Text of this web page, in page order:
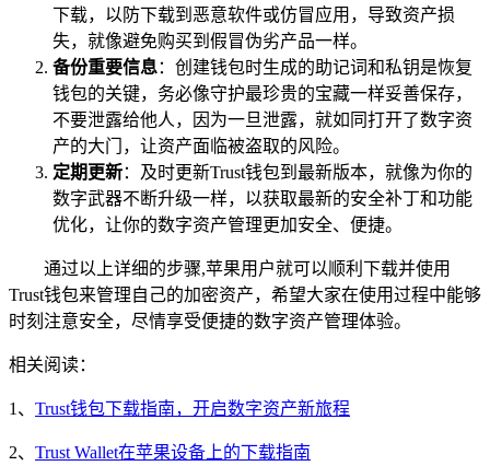
下载，以防下载到恶意软件或仿冒应用，导致资产损
失，就像避免购买到假冒伪劣产品一样。
备份重要信息：创建钱包时生成的助记词和私钥是恢复
钱包的关键，务必像守护最珍贵的宝藏一样妥善保存，
不要泄露给他人，因为一旦泄露，就如同打开了数字资
产的大门，让资产面临被盗取的风险。
定期更新：及时更新Trust钱包到最新版本，就像为你的
数字武器不断升级一样，以获取最新的安全补丁和功能
优化，让你的数字资产管理更加安全、便捷。
通过以上详细的步骤,苹果用户就可以顺利下载并使用
Trust钱包来管理自己的加密资产，希望大家在使用过程中能够
时刻注意安全，尽情享受便捷的数字资产管理体验。
相关阅读：
1、 Trust钱包下载指南，开启数字资产新旅程
2、 Trust Wallet在苹果设备上的下载指南